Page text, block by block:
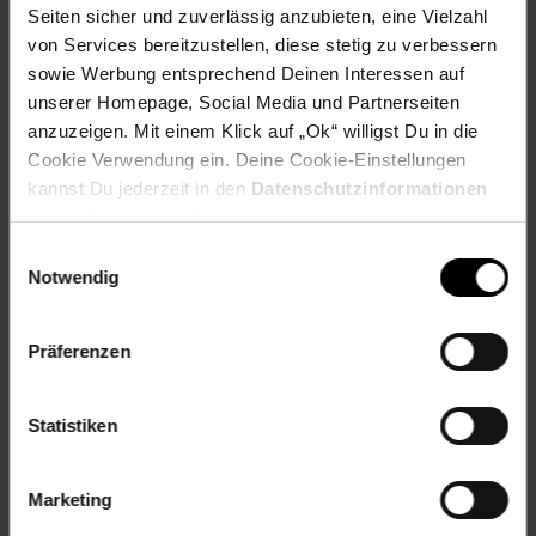
Seiten sicher und zuverlässig anzubieten, eine Vielzahl
von Services bereitzustellen, diese stetig zu verbessern
sowie Werbung entsprechend Deinen Interessen auf
unserer Homepage, Social Media und Partnerseiten
anzuzeigen. Mit einem Klick auf „Ok“ willigst Du in die
Cookie Verwendung ein. Deine Cookie-Einstellungen
kannst Du jederzeit in den Datenschutzinformationen
ändern bzw. widerrufen.
Notwendig
Präferenzen
Statistiken
Marketing
Musikwiedergabezeit: ca. 3,5 Stunden (abhängig von der
Musiklautstärke)
Ladezeit: ca. 1 Stunde
Farbe: Schwarz und Weiß
Gewicht der Ohrhörer (jeweils): 3,4 g/0,12 oz
Artikelnummer: 2551198000
EAN: 4066708957059
Artikel gehört zur Kategorie:Kopfhörer
Altgeräterücknahme